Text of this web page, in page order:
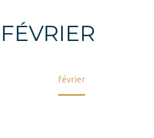
février